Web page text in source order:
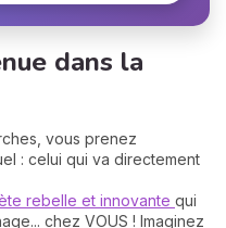
dans la
vous prenez
: celui qui va directement
rebelle et innovante qui
chez VOUS ! Imaginez